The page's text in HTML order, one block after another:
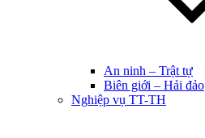
An ninh – Trật tự
Biên giới – Hải đảo
Nghiệp vụ TT-TH